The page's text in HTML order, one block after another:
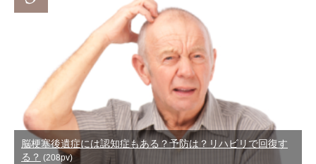
脳梗塞後遺症には認知症もある？予防は？リハビリで回復す
る？ (208pv)